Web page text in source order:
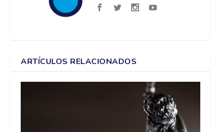
ARTÍCULOS RELACIONADOS